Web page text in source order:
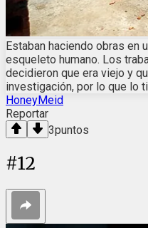
Estaban haciendo obras en
esqueleto humano. Los
decidieron que era viejo y
investigación, por lo que lo
HoneyMeid
Reportar
3puntos
#12